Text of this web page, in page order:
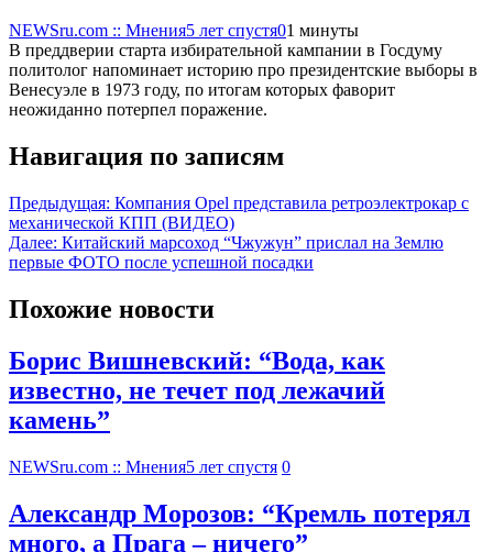
NEWSru.com :: Мнения5 лет спустя01 минуты
В преддверии старта избирательной кампании в Госдуму
политолог напоминает историю про президентские выборы в
Венесуэле в 1973 году, по итогам которых фаворит
неожиданно потерпел поражение.
Навигация по записям
Предыдущая: Компания Opel представила ретроэлектрокар с
механической КПП (ВИДЕО)
Далее: Китайский марсоход “Чжужун” прислал на Землю
первые ФОТО после успешной посадки
Похожие новости
Борис Вишневский: “Вода, как
известно, не течет под лежачий
камень”
NEWSru.com :: Мнения5 лет спустя 0
Александр Морозов: “Кремль потерял
много, а Прага – ничего”